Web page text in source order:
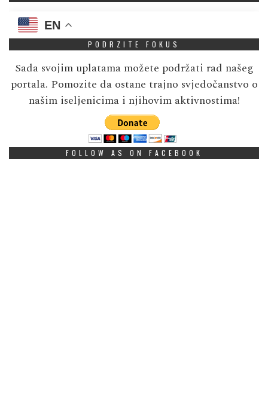
EN
PODRZITE FOKUS
Sada svojim uplatama možete podržati rad našeg
portala. Pomozite da ostane trajno svjedočanstvo o
našim iseljenicima i njihovim aktivnostima!
FOLLOW AS ON FACEBOOK